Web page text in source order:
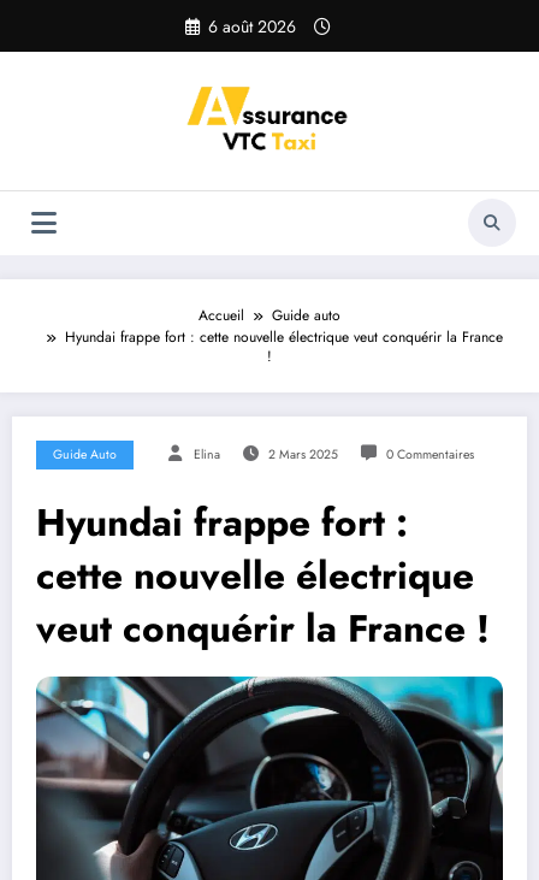
contenu
6 août 2026
Accueil
Guide auto
Hyundai frappe fort : cette nouvelle électrique veut conquérir la France
!
Guide Auto Elina 2 Mars 2025 0 Commentaires
Hyundai frappe fort :
cette nouvelle électrique
veut conquérir la France !